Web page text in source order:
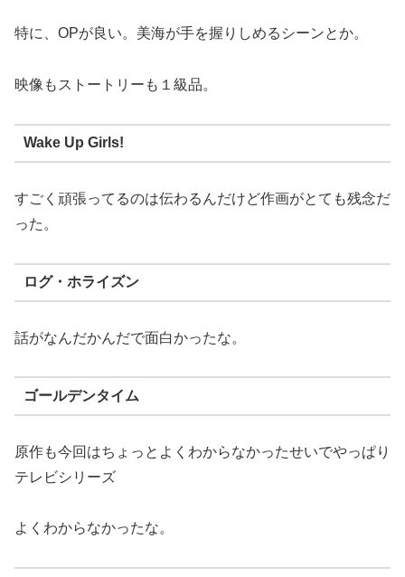
特に、OPが良い。美海が手を握りしめるシーンとか。
映像もストートリーも１級品。
Wake Up Girls!
すごく頑張ってるのは伝わるんだけど作画がとても残念だ
った。
ログ・ホライズン
話がなんだかんだで面白かったな。
ゴールデンタイム
原作も今回はちょっとよくわからなかったせいでやっぱり
テレビシリーズ
よくわからなかったな。